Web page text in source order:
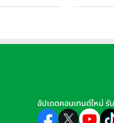
อัปเดตคอนเทนต์ใหม่ รั